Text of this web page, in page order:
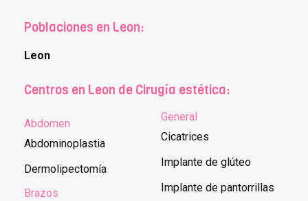
Poblaciones en Leon:
Leon
Centros en Leon de Cirugía estética:
Abdomen
Abdominoplastia
Dermolipectomía
Brazos
General
Cicatrices
Implante de glúteo
Implante de pantorrillas